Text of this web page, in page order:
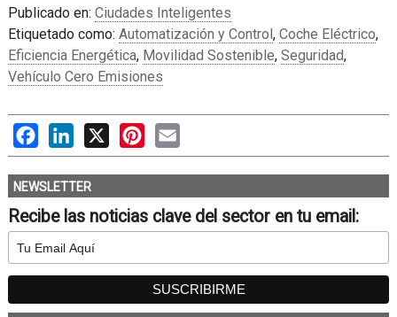
Publicado en: Ciudades Inteligentes
Etiquetado como: Automatización y Control , Coche Eléctrico,
Eficiencia Energética, Movilidad Sostenible, Seguridad,
Vehículo Cero Emisiones
FacebookLinkedIn Pinterest
NEWSLETTER
Recibe las noticias clave del sector en tu email: